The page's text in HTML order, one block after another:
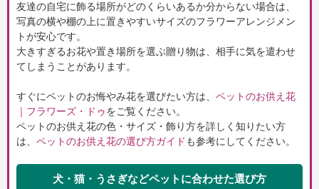
友達の自宅に飾る場所がどのくらいあるか分からない場合は、
写真の横や棚の上に置きやすいサイズのフラワーアレンジメン
トが安心です。
大きすぎるお花や置き場所を選ぶ贈り物は、相手に気を遣わせ
てしまうことがあります。
すぐにペットのお悔やみ花を選びたい方は、 ペットのお供え花
｜フラワーズ・ドゥをご覧ください。
ペットのお供え花の色・サイズ・飾り方を詳しく知りたい方
は、 ペットのお供え花の選び方ガイド も参考にしてください。
犬・猫・うさぎなどペットに合わせた選び方